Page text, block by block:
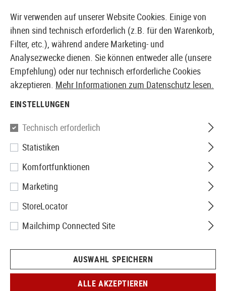
EUROPÄISCHER AIRSOFT SHOP & GROßHÄNDLER
Keine Produkte gefunden.
SCHNELLER VERSAND
Wir verwenden auf unserer Website Cookies. Einige von
ihnen sind technisch erforderlich (z.B. für den Warenkorb,
Filter, etc.), während andere Marketing- und
Analysezwecke dienen. Sie können entweder alle (unsere
Empfehlung) oder nur technisch erforderliche Cookies
akzeptieren. Mehr Informationen zum Datenschutz lesen.
EINSTELLUNGEN
Technisch erforderlich
Statistiken
Komfortfunktionen
Marketing
StoreLocator
Mailchimp Connected Site
AUSWAHL SPEICHERN
ALLE AKZEPTIEREN